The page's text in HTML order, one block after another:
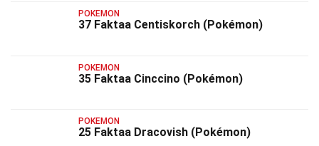
POKEMON
37 Faktaa Centiskorch (Pokémon)
POKEMON
35 Faktaa Cinccino (Pokémon)
POKEMON
25 Faktaa Dracovish (Pokémon)